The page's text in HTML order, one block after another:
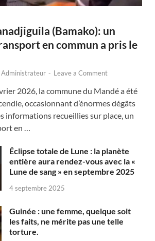
(Bamako): un
en commun a pris le
Administrateur - Leave a Comment
2026, la commune du Mandé a été
occasionnant d’énormes dégâts
informations recueillies sur place, un
en …
Éclipse totale de Lune : la planète
entière aura rendez-vous avec la «
Lune de sang » en septembre 2025
4 septembre 2025
Guinée : une femme, quelque soit
les faits, ne mérite pas une telle
torture.